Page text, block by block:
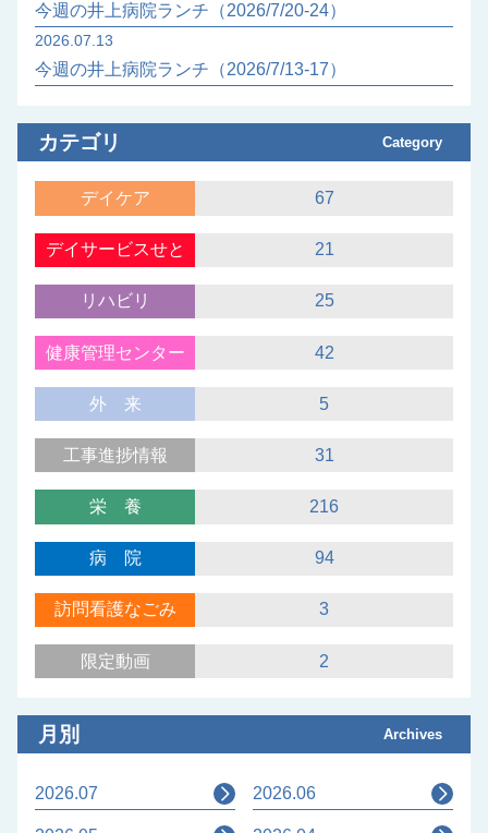
今週の井上病院ランチ（2026/7/20-24）
2026.07.13
今週の井上病院ランチ（2026/7/13-17）
カテゴリ Category
デイケア 67
デイサービスせと 21
リハビリ 25
健康管理センター 42
外来 5
工事進捗情報 31
栄養 216
病院 94
訪問看護なごみ 3
限定動画 2
月別 Archives
2026.07 2026.06